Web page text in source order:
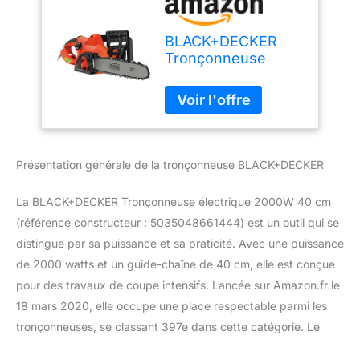
BLACK+DECKER
Tronçonneuse
black+decker
2000w 40 cm -
bdcs20-qs
Présentation générale de la tronçonneuse BLACK+DECKER
La BLACK+DECKER Tronçonneuse électrique 2000W 40 cm
(référence constructeur : 5035048661444) est un outil qui se
distingue par sa puissance et sa praticité. Avec une puissance
de 2000 watts et un guide-chaîne de 40 cm, elle est conçue
pour des travaux de coupe intensifs. Lancée sur Amazon.fr le
18 mars 2020, elle occupe une place respectable parmi les
tronçonneuses, se classant 397e dans cette catégorie. Le